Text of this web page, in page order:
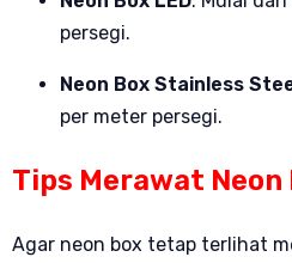
persegi.
Neon Box Stainless
per meter persegi.
Tips Merawat Neon
Agar neon box tetap terlihat